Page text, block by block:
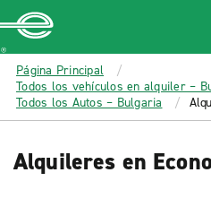
MAIN
CONTENT
Enterprise
Página Principal
Todos los vehículos en alquiler –
Todos los Autos – Bulgaria
Alquileres en